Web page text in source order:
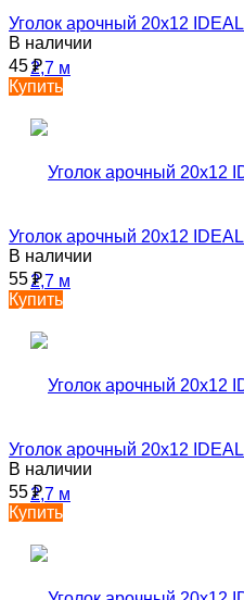
Уголок арочный 20х12
В наличии
45₽
Купить
Уголок арочный 20х12
В наличии
55₽
Купить
Уголок арочный 20х12
В наличии
55₽
Купить